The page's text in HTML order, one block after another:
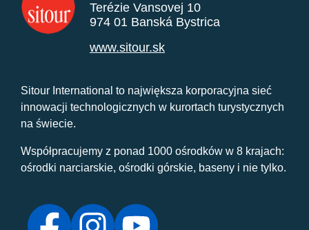
Terézie Vansovej 10
974 01 Banská Bystrica
www.sitour.sk
Sitour International to największa korporacyjna sieć
innowacji technologicznych w kurortach turystycznych
na świecie.
Współpracujemy z ponad 1000 ośrodków w 8 krajach:
ośrodki narciarskie, ośrodki górskie, baseny i nie tylko.